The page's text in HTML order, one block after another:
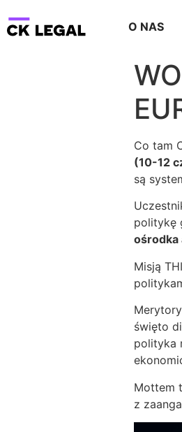
O NAS
Co tam
(10-12
są
politykę
ośrodka
Misją
święto
polityka
Mottem
z